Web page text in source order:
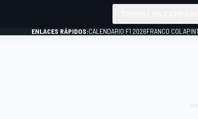
ENLACES RÁPIDOS:CALENDARIO F1 2026FRANCO